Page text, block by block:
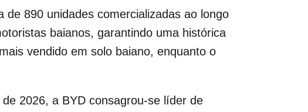
890 unidades comercializadas ao longo
baianos, garantindo uma histórica
vendido em solo baiano, enquanto o
2026, a BYD consagrou-se líder de